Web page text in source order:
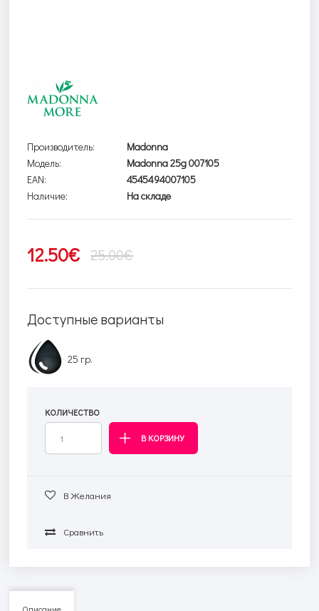
Производитель:
Madonna
Модель:
Madonna 25g 007105
EAN:
4545494007105
Наличие:
На складе
12.50€ 25.00€
Доступные варианты
25 гр.
КОЛИЧЕСТВО
В Желания
Сравнить
Описание